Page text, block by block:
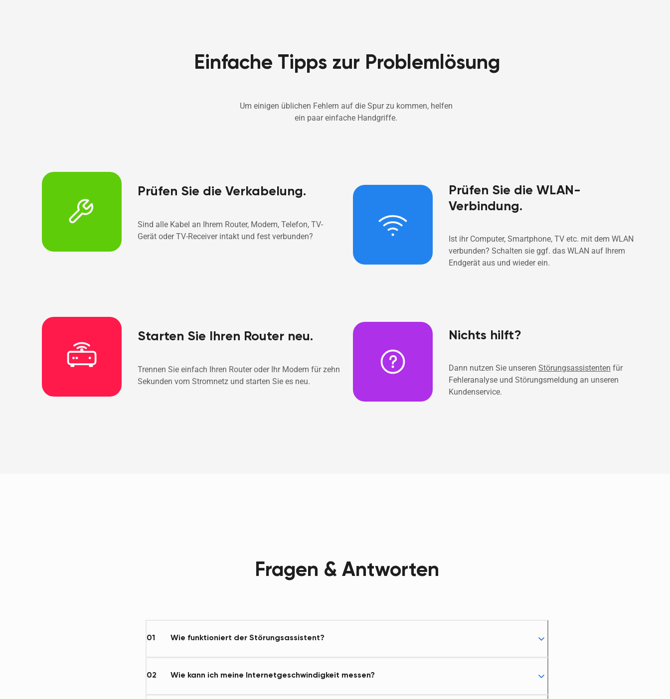
Einfache Tipps zur Problemlösung
Um einigen üblichen Fehlern auf die Spur zu kommen, helfen
ein paar einfache Handgriffe.
Prüfen Sie die Verkabelung.
Sind alle Kabel an Ihrem Router, Modem, Telefon, TV-
Gerät oder TV-Receiver intakt und fest verbunden?
Prüfen Sie die WLAN-
Verbindung.
Ist ihr Computer, Smartphone, TV etc. mit dem WLAN
verbunden? Schalten sie ggf. das WLAN auf Ihrem
Endgerät aus und wieder ein.
Starten Sie Ihren Router neu.
Trennen Sie einfach Ihren Router oder Ihr Modem für zehn
Sekunden vom Stromnetz und starten Sie es neu.
Nichts hilft?
Dann nutzen Sie unseren Störungsassistenten für
Fehleranalyse und Störungsmeldung an unseren
Kundenservice.
Fragen & Antworten
01 Wie funktioniert der Störungsassistent?
02 Wie kann ich meine Internetgeschwindigkeit messen?